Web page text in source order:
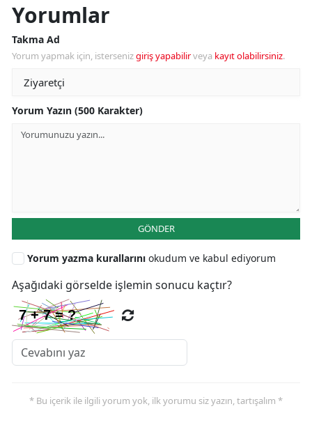
Yorumlar
Takma Ad
Yorum yapmak için, istersenizgiriş yapabilirveya kayıt olabilirsiniz.
Yorum Yazın (500 Karakter)
GÖNDER
Yorum yazma kurallarını okudum ve kabul ediyorum
Aşağıdaki görselde işlemin sonucu kaçtır?
* Bu içerik ile ilgili yorum yok, ilk yorumu siz yazın, tartışalım *